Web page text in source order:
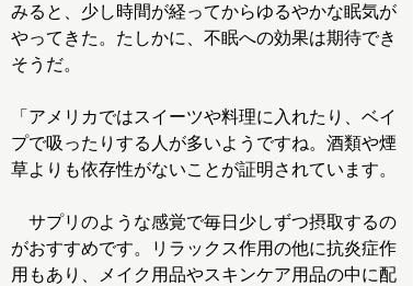
みると、少し時間が経ってからゆるやかな眠気が
やってきた。たしかに、不眠への効果は期待でき
そうだ。
「アメリカではスイーツや料理に入れたり、ベイ
プで吸ったりする人が多いようですね。酒類や煙
草よりも依存性がないことが証明されています。
サプリのような感覚で毎日少しずつ摂取するの
がおすすめです。リラックス作用の他に抗炎症作
用もあり、メイク用品やスキンケア用品の中に配